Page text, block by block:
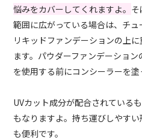
悩みをカバーしてくれますよ。
範囲に広がっている場合は、チ
リキッドファンデーションの上
ます。パウダーファンデーショ
を使用する前にコンシーラーを塗
UVカット成分が配合されている
もなりますよ。持ち運びしやす
も便利です。